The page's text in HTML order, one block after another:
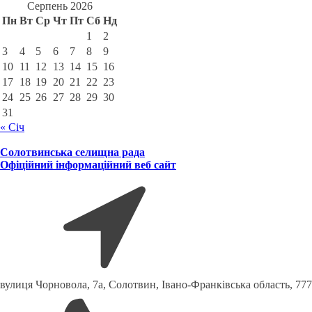
Серпень 2026
Пн Вт Ср Чт Пт Сб Нд
1
2
3
4 5 6 7 8
9
10 11 12 13 14 15 16
17 18 19 20 21 22 23
24 25 26 27 28 29 30
31
« Січ
Солотвинська селищна рада
Офіційний інформаційний веб сайт
вулиця Чорновола, 7a, Солотвин, Івано-Франківська область,